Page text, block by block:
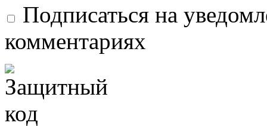
Подписаться на
комментариях